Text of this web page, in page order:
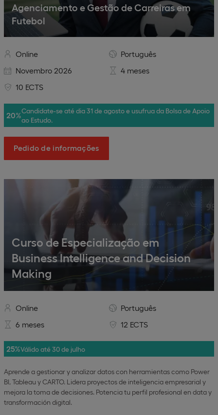
Agenciamento e Gestão de Carreiras em
Futebol
Online
Português
Novembro 2026
4 meses
10 ECTS
20%Candidate-se até dia 31 de agosto e usufrua da Bolsa de Apoio
ao Estudo.
Pedido de informações
Curso de Especialização em
Business Intelligence and Decision
Making
Online
Português
6 meses
12 ECTS
25%Válido até 30 de julho
Aprende a gestionar y analizar datos con herramientas como Power
BI, Tableau y CARTO. Lidera proyectos de inteligencia empresarial y
mejora la toma de decisiones. Potencia tu perfil profesional en data y
transformación digital​.